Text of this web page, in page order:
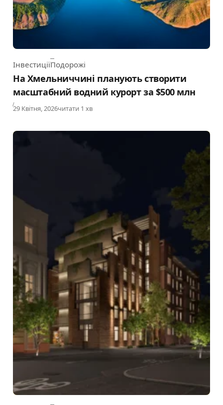
Category
ІнвестиціїПодорожі
На Хмельниччині планують створити
масштабний водний курорт за $500 млн
Published
29 Квітня, 2026читати 1 хв